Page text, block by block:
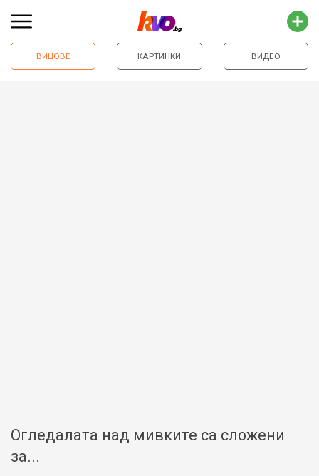
ВИЦОВЕ КАРТИНКИ ВИДЕО
Огледалата над мивките са сложени
за...